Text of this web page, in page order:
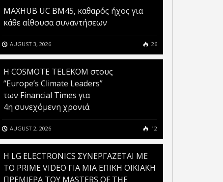
MAXHUB UC BM45, καθαρός ήχος για
κάθε αίθουσα συναντήσεων
AUGUST 3, 2026 26
Η COSMOTE TELEKOM στους
“Europe’s Climate Leaders”
των Financial Times για
4η συνεχόμενη χρονιά
AUGUST 2, 2026 12
H LG ELECTRONICS ΣΥΝΕΡΓΑΖΕΤΑΙ ΜΕ
ΤΟ PRIME VIDEO ΓΙΑ ΜΙΑ ΕΠΙΚΗ ΟΙΚΙΑΚΗ
ΠΡΕΜΙΕΡΑ ΤΟΥ MASTERS OF THE